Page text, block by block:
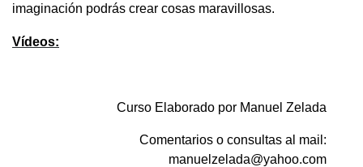
imaginación podrás crear cosas maravillosas.
Vídeos:
Curso Elaborado por Manuel Zelada
Comentarios o consultas al mail:
manuelzelada@yahoo.com